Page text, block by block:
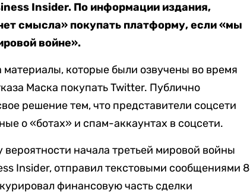
Insider. По информации издания,
смысла» покупать платформу, если «мы
войне».
материалы, которые были озвучены во время
Маска покупать Twitter. Публично
решение тем, что представители соцсети
о «ботах» и спам-аккаунтах в соцсети.
начала третьей мировой войны
Insider, отправил текстовыми сообщениями 8
финансовую часть сделки